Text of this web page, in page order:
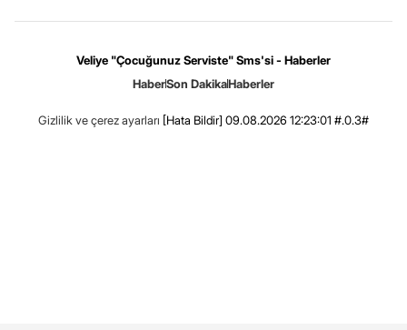
Veliye "Çocuğunuz Serviste" Sms'si - Haberler
HaberSon DakikaHaberler
Gizlilik ve çerez ayarları [Hata Bildir] 09.08.2026 12:23:01 #.0.3#